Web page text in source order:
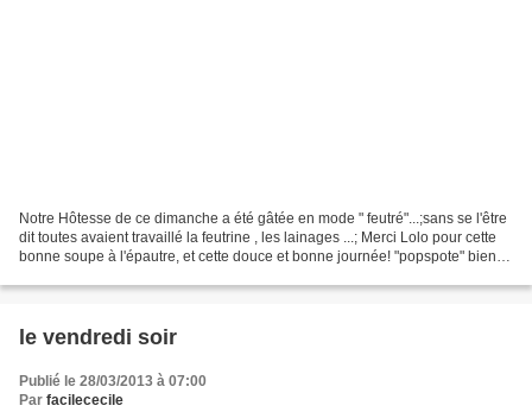
Notre Hôtesse de ce dimanche a été gâtée en mode " feutré"...;sans se l'être
dit toutes avaient travaillé la feutrine , les lainages ...; Merci Lolo pour cette
bonne soupe à l'épautre, et cette douce et bonne journée! "popspote" bien!!!
le vendredi soir
Publié le 28/03/2013 à 07:00
Par facilececile